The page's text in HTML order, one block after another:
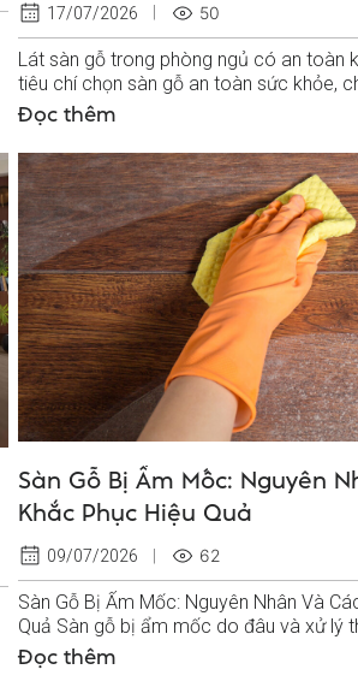
17/07/2026 50
Lát sàn gỗ trong phòng ngủ có an toàn
tiêu chí chọn sàn gỗ an toàn sức khỏe,
và phù hợp với không...
Đọc thêm
Sàn Gỗ Bị Ẩm Mốc: Nguyên
Khắc Phục Hiệu Quả
09/07/2026 62
Sàn Gỗ Bị Ẩm Mốc: Nguyên Nhân Và
Quả Sàn gỗ bị ẩm mốc do đâu và xử lý
thiểu nguy cơ...
Đọc thêm